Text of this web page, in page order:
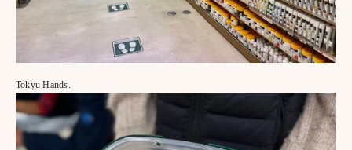
Tokyu Hands.